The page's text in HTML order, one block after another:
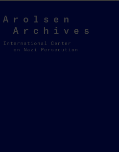
Arolsen
Archives